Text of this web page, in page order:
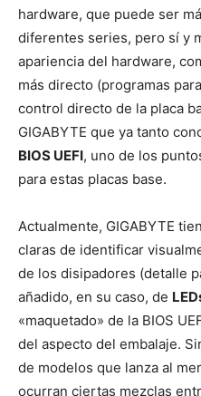
hardware, que puede ser
diferentes series, pero sí y
apariencia del hardware,
más directo (programas
control directo de la placa
GIGABYTE que ya tanto
BIOS UEFI, uno de los
para estas placas base.
Actualmente, GIGABYTE
claras de identificar
de los disipadores (detalle
añadido, en su caso, de
«maquetado» de la BIOS
del aspecto del embalaje.
de modelos que lanza al
ocurran ciertas mezclas